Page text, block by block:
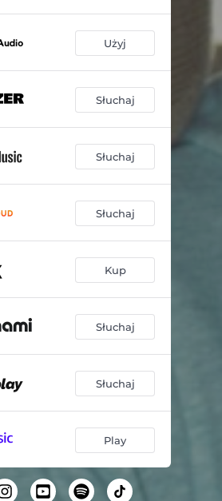
Użyj
Słuchaj
Słuchaj
Słuchaj
Kup
Słuchaj
Słuchaj
Play